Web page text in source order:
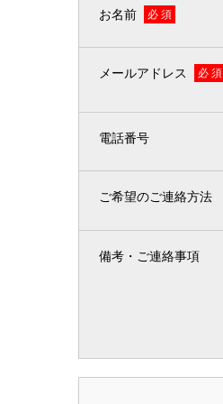
お名前 必 須
メールアドレス 必 須
電話番号
ご希望のご連絡方法
備考・ご連絡事項